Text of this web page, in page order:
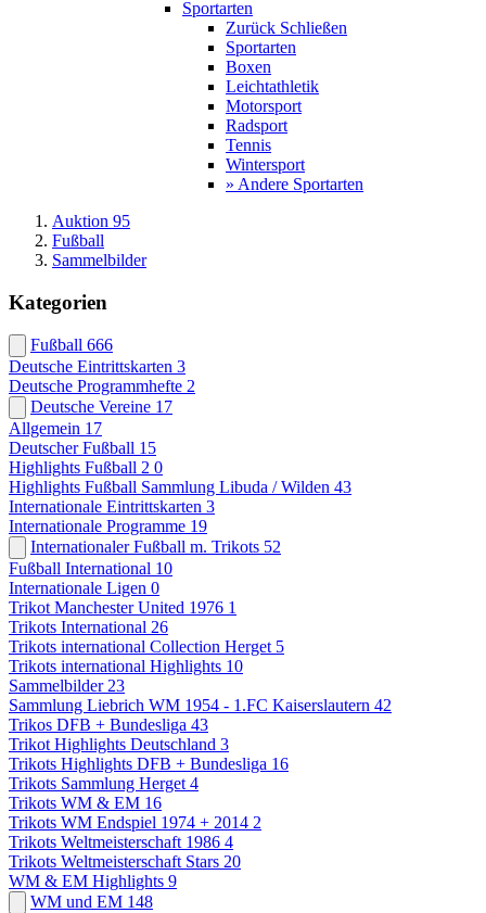
Sportarten
Zurück Schließen
Sportarten
Boxen
Leichtathletik
Motorsport
Radsport
Tennis
Wintersport
» Andere Sportarten
Auktion 95
Fußball
Sammelbilder
Kategorien
Fußball 666
Deutsche Eintrittskarten 3
Deutsche Programmhefte 2
Deutsche Vereine 17
Allgemein 17
Deutscher Fußball 15
Highlights Fußball 2 0
Highlights Fußball Sammlung Libuda / Wilden 43
Internationale Eintrittskarten 3
Internationale Programme 19
Internationaler Fußball m. Trikots 52
Fußball International 10
Internationale Ligen 0
Trikot Manchester United 1976 1
Trikots International 26
Trikots international Collection Herget 5
Trikots international Highlights 10
Sammelbilder 23
Sammlung Liebrich WM 1954 - 1.FC Kaiserslautern 42
Trikos DFB + Bundesliga 43
Trikot Highlights Deutschland 3
Trikots Highlights DFB + Bundesliga 16
Trikots Sammlung Herget 4
Trikots WM & EM 16
Trikots WM Endspiel 1974 + 2014 2
Trikots Weltmeisterschaft 1986 4
Trikots Weltmeisterschaft Stars 20
WM & EM Highlights 9
WM und EM 148